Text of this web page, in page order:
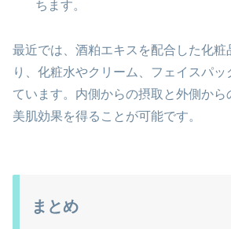
ちます。
最近では、酒粕エキスを配合した化粧
り、化粧水やクリーム、フェイスパ
ています。内側からの摂取と外側か
美肌効果を得ることが可能です。
まとめ